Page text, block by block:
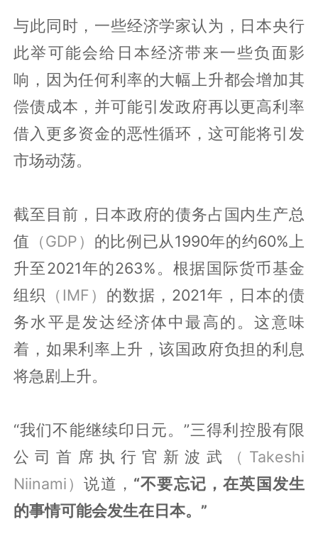
与此同时，一些经济学家认为，日本央行
此举可能会给日本经济带来一些负面影
响，因为任何利率的大幅上升都会增加其
偿债成本，并可能引发政府再以更高利率
借入更多资金的恶性循环，这可能将引发
市场动荡。
截至目前，日本政府的债务占国内生产总
值 （GDP） 的比例已从1990年的约60%上
升至2021年的263%。根据国际货币基金
组织
（IMF） 的数据，2021年，日本的债
务水平是发达经济体中最高的。这意味
着，如果利率上升，该国政府负担的利息
将急剧上升。
“我们不能继续印日元。”三得利控股有限
公司首席执行官新波武
（Takeshi
Niinami）说道， “不要忘记，在英国发生
的事情可能会发生在日本。”